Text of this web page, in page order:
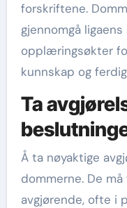
forskriftene.
gjennomgå
opplæringsøkter
kunnskap og
Ta
Å ta nøyaktige
dommerne. De
avgjørende, ofte i